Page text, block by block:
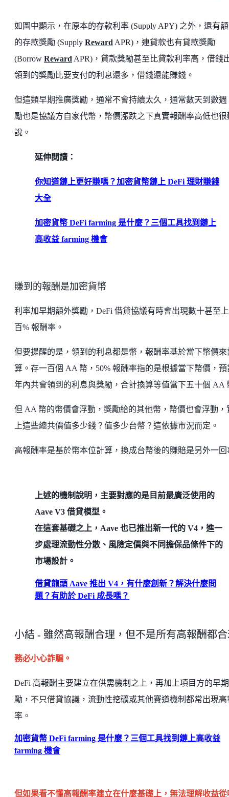
如圖中顯示，在原本的存款利率 (Supply APY) 之外，還有
的存款獎勵 (Supply Reward APR)，連貸款也有貸款獎勵
(Borrow Reward APR)，貸款獎勵甚至比貸款利率高，借錢
領到的獎勵比要支付的利息還多，借錢還能賺錢。
但這類早期推廣獎勵，通常不會持續太久，通常數天到數週
勵也是協議方自家代幣，幣價漲跌之下真實報酬率高低也很
說。
延伸閱讀：
你知道鏈上更好賺嗎？加密貨幣鏈上 DeFi 理財賺錢
大全
加密貨幣 DeFi farming 是什麼？三個工具找到鏈上
高收益 farming 機會
賺到的報酬是加密貨幣
利率加早期額外獎勵，DeFi 借貸協議有時會出現數十甚至上
百% 報酬率。
但要提醒的是，領到的利息都是幣，報酬率基於當下幣價來
算。存一百個 AA 幣，50% 報酬率指的是根據當下幣價，預
年內共會領到的利息與獎勵，合計換算等值當下五十個 AA
但 AA 幣的幣價會浮動，獎勵給的其他幣，幣價也會浮動，
上這些總共價值多少錢？值多少台幣？這依據市況而定。
高報酬率是基於幣本位計算，換成台幣後的賺賠是另外一回
上述的機制說明，主要對應的是目前最廣泛使用的
Aave V3 借貸模型。
在這套基礎之上，Aave 也已推出新一代的 V4，進一
步處理流動性分散、風險定價與不同擔保品條件下的
市場設計。
借貸龍頭 Aave 推出 V4，有什麼創新？解決什麼問
題？有助於 DeFi 成長嗎？
小結 - 雖然高報酬合理，但不是所有高報酬都
務必小心詐騙。
DeFi 高報酬主要建立在供需機制之上，再加上項目方的早
勵，不只借貸協議，流動性挖礦或其他賽道機制都常出現高
率。
加密貨幣 DeFi farming 是什麼？三個工具找到鏈上高收益
farming 機會
但如果看不懂高報酬率建立在什麼基礎上，無法理解收益從